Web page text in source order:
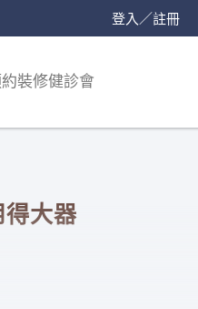
登入／註冊
裝修健診會
大器